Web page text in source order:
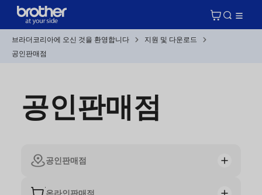
브라더코리아에 오신 것을 환영합니다
지원 및 다운로드
공인판매점
공인판매점
공인판매점